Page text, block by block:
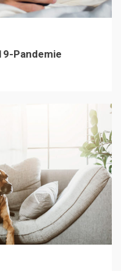
Pandemie